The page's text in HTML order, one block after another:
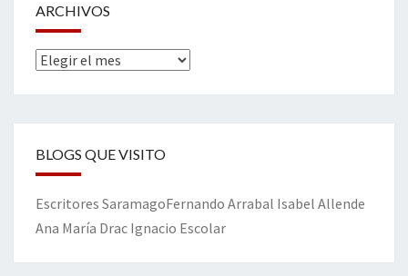
ARCHIVOS
Archivos
BLOGS QUE VISITO
Escritores SaramagoFernando Arrabal Isabel Allende
Ana María Drac Ignacio Escolar